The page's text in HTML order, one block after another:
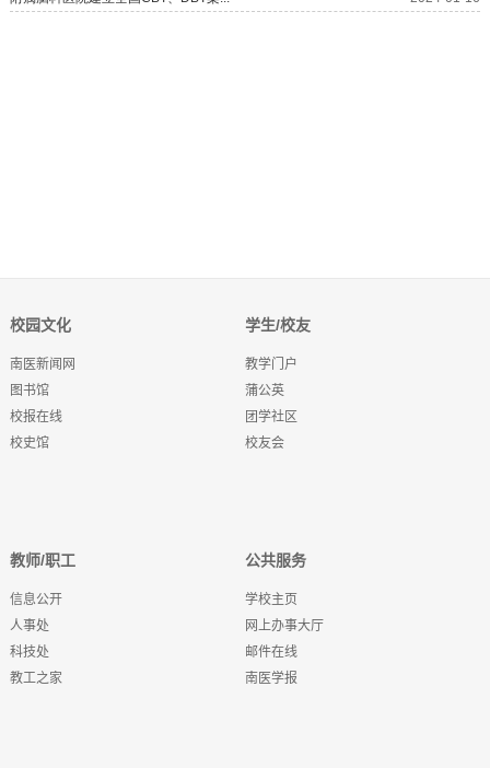
校园文化
南医新闻网
图书馆
校报在线
校史馆
学生/校友
教学门户
蒲公英
团学社区
校友会
教师/职工
信息公开
人事处
科技处
教工之家
公共服务
学校主页
网上办事大厅
邮件在线
南医学报